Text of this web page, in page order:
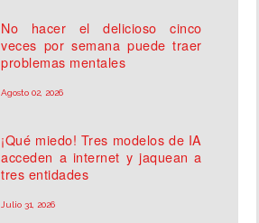
No hacer el delicioso cinco
veces por semana puede traer
problemas mentales
Agosto 02, 2026
¡Qué miedo! Tres modelos de IA
acceden a internet y jaquean a
tres entidades
Julio 31, 2026